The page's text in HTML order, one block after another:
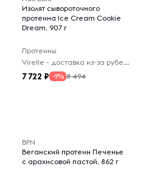
Изолят сывороточного
протеина Ice Cream Cookie
Dream, 907 г
Протеины
Virelle - доставка из-за рубежа
7 722 -9% 8 494
BPN
Веганский протеин Печенье
с арахисовой пастой, 862 г